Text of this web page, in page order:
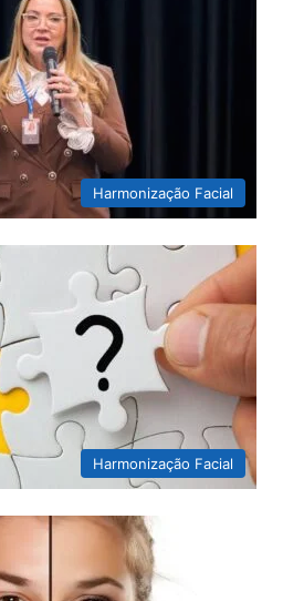
Harmonização Facial
Harmonização Facial